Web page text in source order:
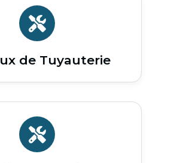
de Tuyauterie